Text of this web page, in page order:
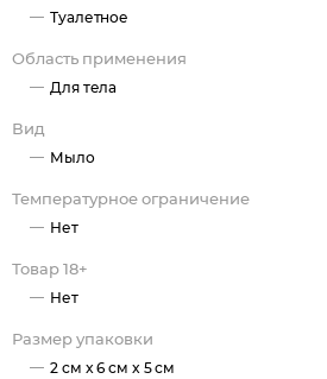
Туалетное
Область применения
Для тела
Вид
Мыло
Температурное ограничение
Нет
Товар 18+
Нет
Размер упаковки
2 см x 6 см x 5 см